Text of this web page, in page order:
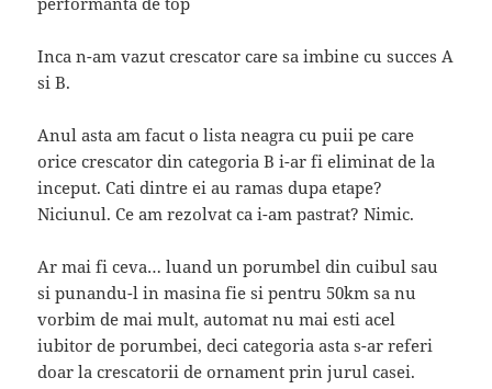
Inca n-am vazut crescator care sa imbine cu succes A
si B.
Anul asta am facut o lista neagra cu puii pe care
orice crescator din categoria B i-ar fi eliminat de la
inceput. Cati dintre ei au ramas dupa etape?
Niciunul. Ce am rezolvat ca i-am pastrat? Nimic.
Ar mai fi ceva… luand un porumbel din cuibul sau
si punandu-l in masina fie si pentru 50km sa nu
vorbim de mai mult, automat nu mai esti acel
iubitor de porumbei, deci categoria asta s-ar referi
doar la crescatorii de ornament prin jurul casei.